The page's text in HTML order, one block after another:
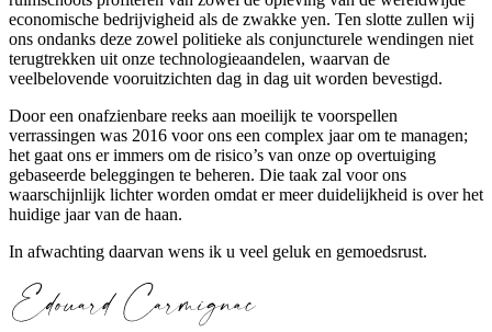
economische bedrijvigheid als de zwakke yen. Ten slotte zullen wij
ons ondanks deze zowel politieke als conjuncturele wendingen niet
terugtrekken uit onze technologieaandelen, waarvan de
veelbelovende vooruitzichten dag in dag uit worden bevestigd.
Door een onafzienbare reeks aan moeilijk te voorspellen
verrassingen was 2016 voor ons een complex jaar om te managen;
het gaat ons er immers om de risico’s van onze op overtuiging
gebaseerde beleggingen te beheren. Die taak zal voor ons
waarschijnlijk lichter worden omdat er meer duidelijkheid is over het
huidige jaar van de haan.
In afwachting daarvan wens ik u veel geluk en gemoedsrust.